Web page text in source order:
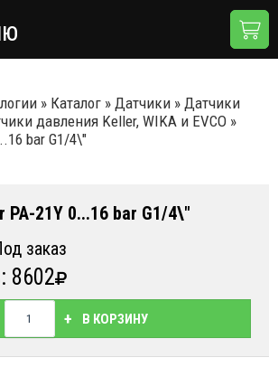
И ОПЛАТА
» Каталог » Датчики » Датчики
давления Keller, WIKA и EVCO »
bar G1/4\"
PA-21Y 0...16 bar G1/4\"
заказ
8602
+ В КОРЗИНУ